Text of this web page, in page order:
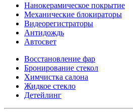
Нанокерамическое покрытие
Механические блокираторы
Видеорегистраторы
Антидождь
Автосвет
Восстановление фар
Бронирование стекол
Химчистка салона
Жидкое стекло
Детейлинг